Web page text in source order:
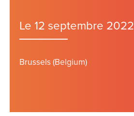
Le 12 septembre 2022
Brussels (Belgium)